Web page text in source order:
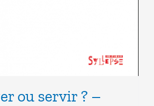
ou servir ? –